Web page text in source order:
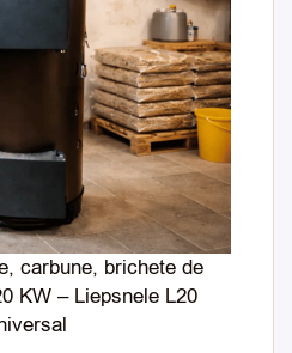
carbune, brichete de
KW – Liepsnele L20